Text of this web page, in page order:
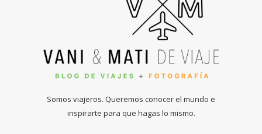
Somos viajeros. Queremos conocer el mundo e
inspirarte para que hagas lo mismo.